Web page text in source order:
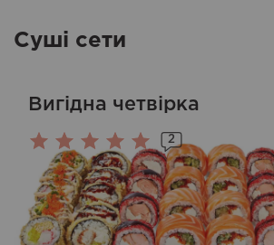
Суші сети
Вигідна четвірка
Оцінено
в
5.00
з 5
2